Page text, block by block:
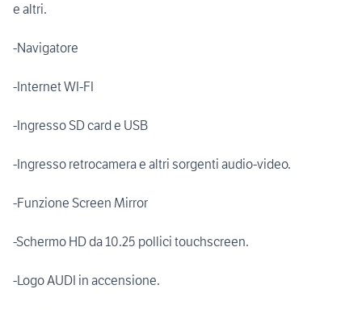
e altri.
-Navigatore
-Internet WI-FI
-Ingresso SD card e USB
-Ingresso retrocamera e altri sorgenti audio-video.
-Funzione Screen Mirror
-Schermo HD da 10.25 pollici touchscreen.
-Logo AUDI in accensione.